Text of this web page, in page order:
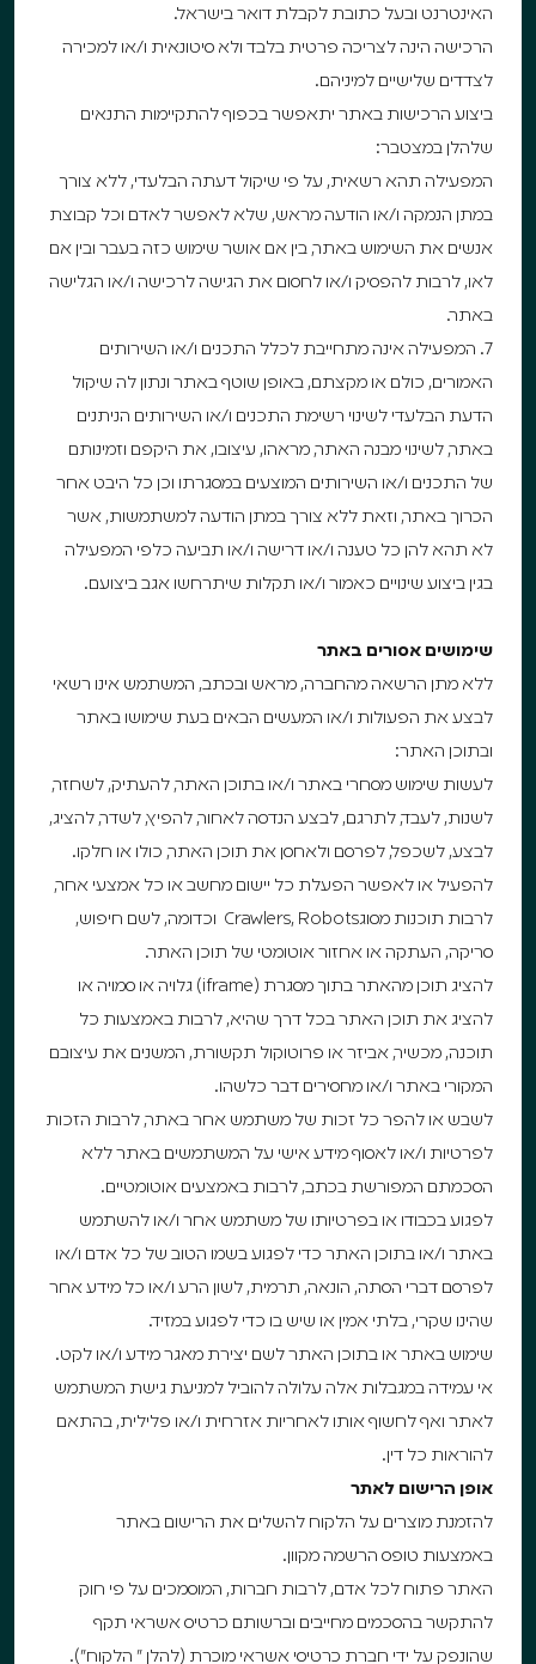
האינטרנט ובעל כתובת לקבלת דואר בישראל.
הרכישה הינה לצריכה פרטית בלבד ולא סיטונאית ו/או למכירה
לצדדים שלישיים למיניהם.
ביצוע הרכישות באתר יתאפשר בכפוף להתקיימות התנאים
שלהלן במצטבר:
המפעילה תהא רשאית, על פי שיקול דעתה הבלעדי, ללא צורך
במתן הנמקה ו/או הודעה מראש, שלא לאפשר לאדם וכל קבוצת
אנשים את השימוש באתר, בין אם אושר שימוש כזה בעבר ובין אם
לאו, לרבות להפסיק ו/או לחסום את הגישה לרכישה ו/או הגלישה
באתר.
7. המפעילה אינה מתחייבת לכלל התכנים ו/או השירותים
האמורים, כולם או מקצתם, באופן שוטף באתר ונתון לה שיקול
הדעת הבלעדי לשינוי רשימת התכנים ו/או השירותים הניתנים
באתר, לשינוי מבנה האתר, מראהו, עיצובו, את היקפם וזמינותם
של התכנים ו/או השירותים המוצעים במסגרתו וכן כל היבט אחר
הכרוך באתר, וזאת ללא צורך במתן הודעה למשתמשות, אשר
לא תהא להן כל טענה ו/או דרישה ו/או תביעה כלפי המפעילה
בגין ביצוע שינויים כאמור ו/או תקלות שיתרחשו אגב ביצועם.
שימושים אסורים באתר
ללא מתן הרשאה מהחברה, מראש ובכתב, המשתמש אינו רשאי
לבצע את הפעולות ו/או המעשים הבאים בעת שימושו באתר
ובתוכן האתר:
לעשות שימוש מסחרי באתר ו/או בתוכן האתר, להעתיק, לשחזר,
לשנות, לעבד, לתרגם, לבצע הנדסה לאחור, להפיץ, לשדר, להציג,
לבצע, לשכפל, לפרסם ולאחסן את תוכן האתר, כולו או חלקו.
להפעיל או לאפשר הפעלת כל יישום מחשב או כל אמצעי אחר,
לרבות תוכנות מסוגCrawlers, Robots וכדומה, לשם חיפוש,
סריקה, העתקה או אחזור אוטומטי של תוכן האתר.
להציג תוכן מהאתר בתוך מסגרת (iframe) גלויה או סמויה או
להציג את תוכן האתר בכל דרך שהיא, לרבות באמצעות כל
תוכנה, מכשיר, אביזר או פרוטוקול תקשורת, המשנים את עיצובם
המקורי באתר ו/או מחסירים דבר כלשהו.
לשבש או להפר כל זכות של משתמש אחר באתר, לרבות הזכות
לפרטיות ו/או לאסוף מידע אישי על המשתמשים באתר ללא
הסכמתם המפורשת בכתב, לרבות באמצעים אוטומטיים.
לפגוע בכבודו או בפרטיותו של משתמש אחר ו/או להשתמש
באתר ו/או בתוכן האתר כדי לפגוע בשמו הטוב של כל אדם ו/או
לפרסם דברי הסתה, הונאה, תרמית, לשון הרע ו/או כל מידע אחר
שהינו שקרי, בלתי אמין או שיש בו כדי לפגוע במזיד.
שימוש באתר או בתוכן האתר לשם יצירת מאגר מידע ו/או לקט.
אי עמידה במגבלות אלה עלולה להוביל למניעת גישת המשתמש
לאתר ואף לחשוף אותו לאחריות אזרחית ו/או פלילית, בהתאם
להוראות כל דין.
אופן הרישום לאתר
להזמנת מוצרים על הלקוח להשלים את הרישום באתר
באמצעות טופס הרשמה מקוון.
האתר פתוח לכל אדם, לרבות חברות, המוסמכים על פי חוק
להתקשר בהסכמים מחייבים וברשותם כרטיס אשראי תקף
שהונפק על ידי חברת כרטיסי אשראי מוכרת (להלן ” הלקוח”).